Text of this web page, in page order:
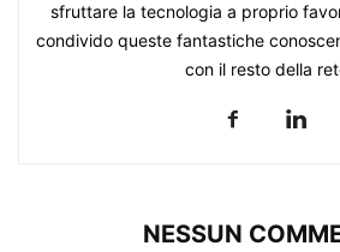
sfruttare la tecnologia a proprio
condivido queste fantastiche
con il resto della
NESSUN